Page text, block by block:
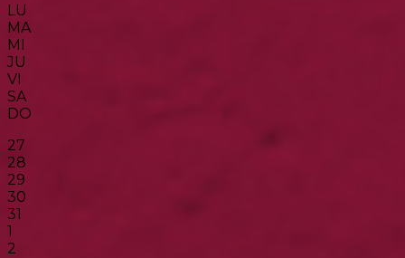
LU
MA
MI
JU
VI
SA
DO
27
28
29
30
31
1
2